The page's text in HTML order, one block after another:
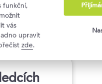
funkční,
vás
upravit
zde.